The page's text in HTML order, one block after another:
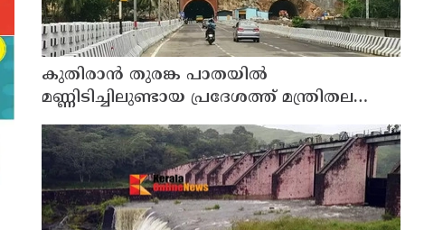
കുതിരാന്‍ തുരങ്ക പാതയില്‍
മണ്ണിടിച്ചിലുണ്ടായ പ്രദേശത്ത് മന്ത്രിതല
സംഘത്തിന്റെ അടിയന്തര സന്ദര്‍ശനം